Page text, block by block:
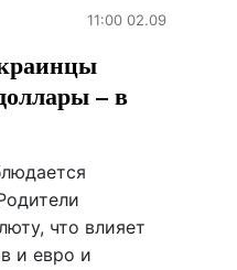
11:00 02.09
– в
что влияет
и евро и